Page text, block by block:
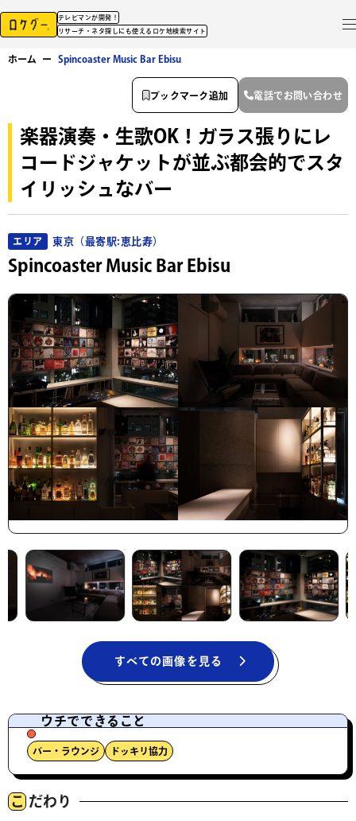
テレビマンが開発！
リサーチ・ネタ探しにも使えるロケ地検索サイト
ホーム ー Spincoaster Music Bar Ebisu
楽器演奏・生歌OK！ガラス張りにレ
コードジャケットが並ぶ都会的でスタ
イリッシュなバー
エリア 東京（最寄駅:恵比寿）
Spincoaster Music Bar Ebisu
すべての画像を見る
ウチでできること
バー・ラウンジ ドッキリ協力
こ だわり
ブックマーク追加 電話でお問い合わせ